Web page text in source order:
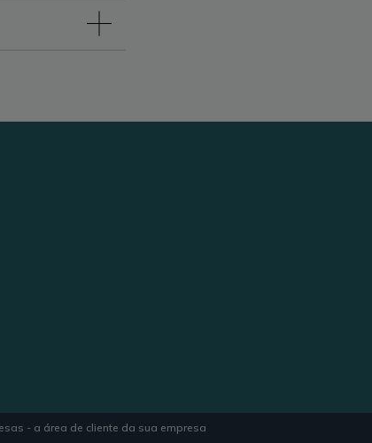
- a área de cliente da sua empresa